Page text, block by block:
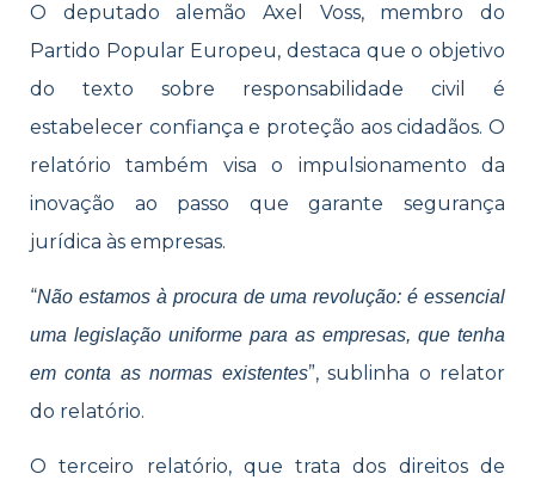
O deputado alemão Axel Voss, membro do
Partido Popular Europeu, destaca que o objetivo
do texto sobre responsabilidade civil é
estabelecer confiança e proteção aos cidadãos. O
relatório também visa o impulsionamento da
inovação ao passo que garante segurança
jurídica às empresas.
“Não estamos à procura de uma revolução: é essencial
uma legislação uniforme para as empresas, que tenha
em conta as normas existentes”, sublinha o relator
do relatório.
O terceiro relatório, que trata dos direitos de